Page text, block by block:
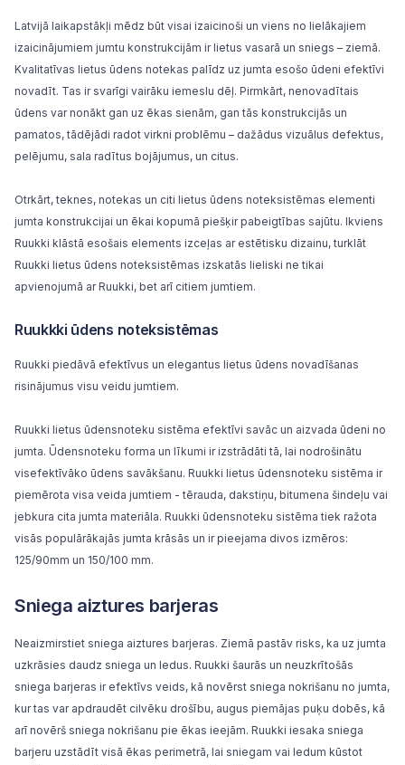
Latvijā laikapstākļi mēdz būt visai izaicinoši un viens no lielākajiem
izaicinājumiem jumtu konstrukcijām ir lietus vasarā un sniegs – ziemā.
Kvalitatīvas lietus ūdens notekas palīdz uz jumta esošo ūdeni efektīvi
novadīt. Tas ir svarīgi vairāku iemeslu dēļ. Pirmkārt, nenovadītais
ūdens var nonākt gan uz ēkas sienām, gan tās konstrukcijās un
pamatos, tādējādi radot virkni problēmu – dažādus vizuālus defektus,
pelējumu, sala radītus bojājumus, un citus.
Otrkārt, teknes, notekas un citi lietus ūdens noteksistēmas elementi
jumta konstrukcijai un ēkai kopumā piešķir pabeigtības sajūtu. Ikviens
Ruukki klāstā esošais elements izceļas ar estētisku dizainu, turklāt
Ruukki lietus ūdens noteksistēmas izskatās lieliski ne tikai
apvienojumā ar Ruukki, bet arī citiem jumtiem.
Ruukkki ūdens noteksistēmas
Ruukki piedāvā efektīvus un elegantus lietus ūdens novadīšanas
risinājumus visu veidu jumtiem.
Ruukki lietus ūdensnoteku sistēma efektīvi savāc un aizvada ūdeni no
jumta. Ūdensnoteku forma un līkumi ir izstrādāti tā, lai nodrošinātu
visefektīvāko ūdens savākšanu. Ruukki lietus ūdensnoteku sistēma ir
piemērota visa veida jumtiem - tērauda, dakstiņu, bitumena šindeļu vai
jebkura cita jumta materiāla. Ruukki ūdensnoteku sistēma tiek ražota
visās populārākajās jumta krāsās un ir pieejama divos izmēros:
125/90mm un 150/100 mm.
Sniega aiztures barjeras
Neaizmirstiet sniega aiztures barjeras. Ziemā pastāv risks, ka uz jumta
uzkrāsies daudz sniega un ledus. Ruukki šaurās un neuzkrītošās
sniega barjeras ir efektīvs veids, kā novērst sniega nokrišanu no jumta,
kur tas var apdraudēt cilvēku drošību, augus piemājas puķu dobēs, kā
arī novērš sniega nokrišanu pie ēkas ieejām. Ruukki iesaka sniega
barjeru uzstādīt visā ēkas perimetrā, lai sniegam vai ledum kūstot